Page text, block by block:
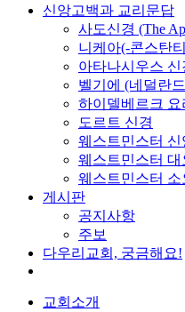
신앙고백과 교리문답
사도신경 (The
니케아(-콘스탄
아타나시우스 신
벨기에 (네덜란
하이델베르크 요
도르트 신경
웨스트민스터 신
웨스트민스터
웨스트민스터
게시판
공지사항
주보
다우리교회, 궁금해요!
교회소개